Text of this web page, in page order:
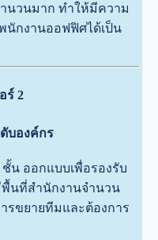
นวนมาก ทำให้มีความ
นักงานออฟฟิศได้เป็น
ร์ 2
บองค์กร
น ออกแบบเพื่อรองรับ
นที่สำนักงานจำนวน
รขยายทีมและต้องการ